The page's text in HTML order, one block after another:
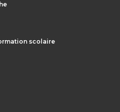
scolaire